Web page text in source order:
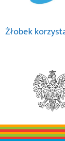
Żłobek